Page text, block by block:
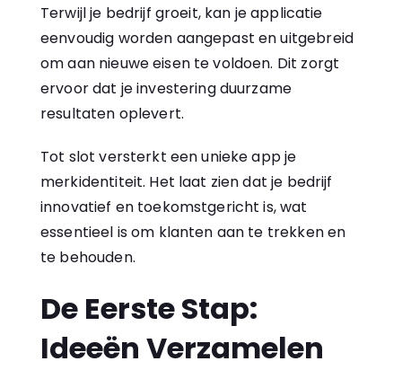
Terwijl je bedrijf groeit, kan je applicatie
eenvoudig worden aangepast en uitgebreid
om aan nieuwe eisen te voldoen. Dit zorgt
ervoor dat je investering duurzame
resultaten oplevert.
Tot slot versterkt een unieke app je
merkidentiteit. Het laat zien dat je bedrijf
innovatief en toekomstgericht is, wat
essentieel is om klanten aan te trekken en
te behouden.
De Eerste Stap:
Ideeën Verzamelen